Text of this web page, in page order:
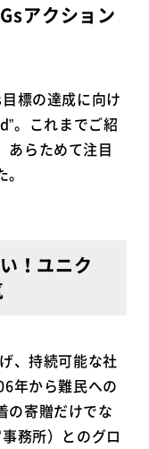
アクション
標の達成に向け
。これまでご紹
あらためて注目
！ユニク
、持続可能な社
年から難民への
の寄贈だけでな
務所）とのグロ